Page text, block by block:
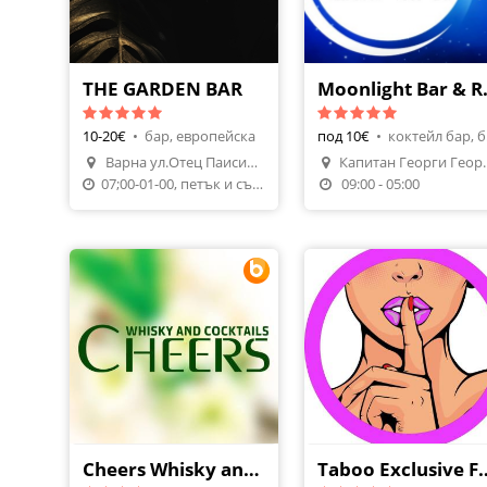
Направи Резервация
Поръчай Храна
THE GARDEN BAR
10-20€ • бар, европейска
Варна ул.Отец Паисий 22
07;00-01-00, петък и събота: 07:00-03:00
Направи Резервация
под 10€ •
09:00 - 05:00
Cheers Whisky and Cocktails Taboo